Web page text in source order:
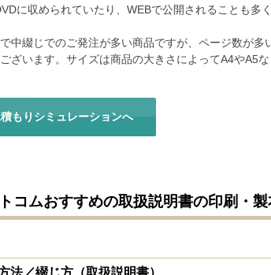
に収められていたり、WEBで公開されることも多
中綴じでのご発注が多い商品ですが、ページ数が多
ざいます。サイズは商品の大きさによってA4やA5
もりシミュレーションへ
コムおすすめの取扱説明書の印刷・
法／綴じ方（取扱説明書）